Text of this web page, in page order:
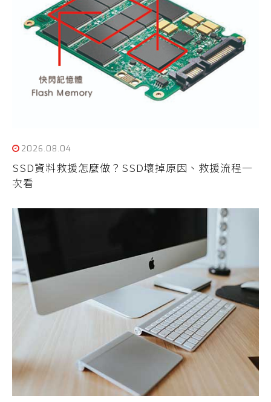
2026.08.04
SSD資料救援怎麼做？SSD壞掉原因、救援流程一
次看